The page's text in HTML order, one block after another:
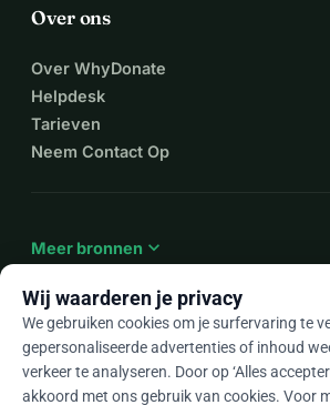
Over ons
Over WhyDonate
Helpdesk
Tarieven
Neem Contact Op
Meer bronnen expand_more
Nlarrow_drop_down
Wij waarderen je privacy
We gebruiken cookies om je surfervaring te
gepersonaliseerde advertenties of inhoud
verkeer te analyseren. Door op ‘Alles
akkoord met ons gebruik van cookies. Voor